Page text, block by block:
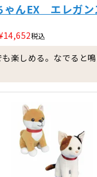
ゃんEX エレガン
14,652税込
楽しめる。なでると